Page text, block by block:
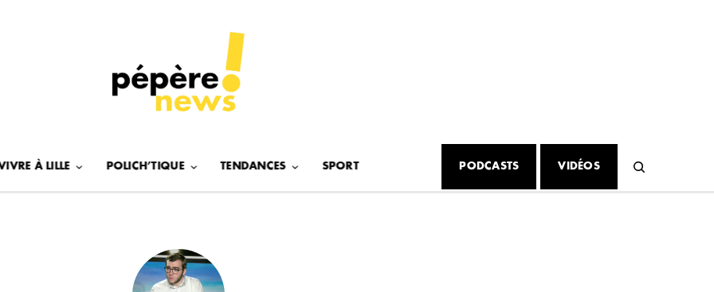
À LILLE POLICH’TIQUE TENDANCES SPORT PODCASTS VIDÉOS